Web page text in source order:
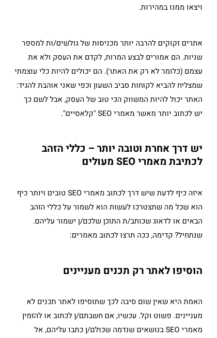
ויצאו ממנו במהירות.
אתרים זקוקים להרבה יותר מכניסות של גולשים/ות למספר
שניות. הם אמורים לבצע המרות, לקדם את העסק ולא את
עצמם (כלומר לא רק את האתר). הם יכולים להיות כלי עוצמתי
שמצליח להביא לקוחות סביב השעון וכפי שאני אוהבת להגיד:
האתר יכול להיות המשווק הכי טוב של העסק, אבל לשם כך
יש לכתוב יותר מאשר מאמרי SEO "קלאסיים".
יש דרך אחרת וטובה יותר – כללי הזהב
לכתיבת מאמרי SEO מעולים
איזה כיף לדעת שיש דרך לכתוב מאמרי SEO טובים ויותר כיף
הוא שכל מה שתצטרכו לעשות הוא לשמור על כללי הזהב
הבאים או לדאוג שכותב/ת התוכן שלכם/ן ישמור עליהם.
שנתחיל? קדימה, ככה תרצו לכתוב מאמרים:
הוסיפו לאתר רק תכנים מעניינים
האמת היא שאין שום סיבה לכך שתוסיפו לאתר תכנים לא
מעניינים. פשוט וקל. עכשיו, אם חשבתם/ן לכתוב או להזמין
מאמרי SEO בנושאים שנדמה שכולם/ן כתבו עליהם, אל